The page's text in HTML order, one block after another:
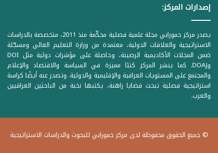
إصدارات المركز:
يصدر مركز حمورابي مجلة علمية فصلية محكّمة منذ 2011، متخصصة بالدراسات
الاستراتيجية والعلاقات الدولية، معتمدة من وزارة التعليم العالي ومسجّلة
ضمن المجلات الأكاديمية الرصينة، وحاصلة على مؤشرات دولية مثل DOI
وDOAJ. كما ينشر المركز كتبًا مميزة في السياسة والاقتصاد والإعلام
والمجتمع على المستويات العراقية والإقليمية والدولية. وتصدر عنه أيضًا كراسة
استراتيجية فصلية تبحث قضايا راهنة، يكتبها نخبة من الباحثين العراقيين
والعرب.
© جميع الحقوق محفوظة لدى مركز حمورابي للبحوث والدراسات الاستراتيجية